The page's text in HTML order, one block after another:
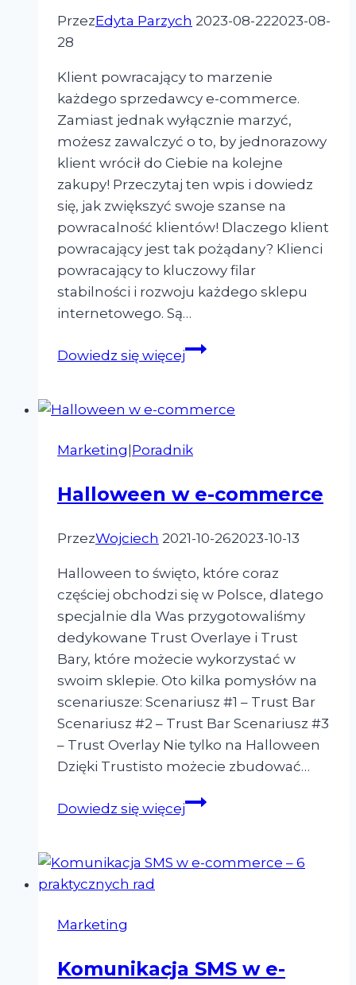
PrzezEdyta Parzych 2023-08-222023-08-
28
Klient powracający to marzenie
każdego sprzedawcy e-commerce.
Zamiast jednak wyłącznie marzyć,
możesz zawalczyć o to, by jednorazowy
klient wrócił do Ciebie na kolejne
zakupy! Przeczytaj ten wpis i dowiedz
się, jak zwiększyć swoje szanse na
powracalność klientów! Dlaczego klient
powracający jest tak pożądany? Klienci
powracający to kluczowy filar
stabilności i rozwoju każdego sklepu
internetowego. Są…
Dowiedz się więcejKlient
zobacz,
możesz
zdobyć!
Marketing|Poradnik
Halloween w e-commerce
PrzezWojciech 2021-10-262023-10-13
Halloween to święto, które coraz
częściej obchodzi się w Polsce, dlatego
specjalnie dla Was przygotowaliśmy
dedykowane Trust Overlaye i Trust
Bary, które możecie wykorzystać w
swoim sklepie. Oto kilka pomysłów na
scenariusze: Scenariusz #1 – Trust Bar
Scenariusz #2 – Trust Bar Scenariusz #3
– Trust Overlay Nie tylko na Halloween
Dzięki Trustisto możecie zbudować…
Dowiedz się więcejHalloween
commerce
Marketing
Komunikacja SMS w e-